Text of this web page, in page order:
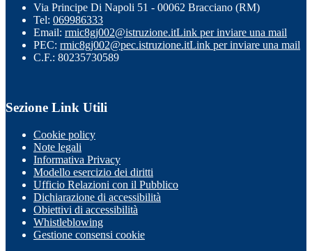
Via Principe Di Napoli 51 - 00062 Bracciano (RM)
Tel: 069986333
Email: rmic8gj002@istruzione.itLink per inviare una mail
PEC: rmic8gj002@pec.istruzione.itLink per inviare una mail
C.F.: 80235730589
Sezione Link Utili
Cookie policy
Note legali
Informativa Privacy
Modello esercizio dei diritti
Ufficio Relazioni con il Pubblico
Dichiarazione di accessibilità
Obiettivi di accessibilità
Whistleblowing
Gestione consensi cookie